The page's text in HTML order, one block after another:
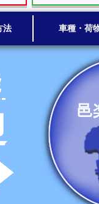
法 車種・荷
邑